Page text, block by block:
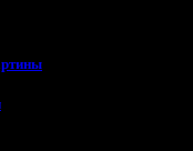
холста вышла
планирую сделать ещё